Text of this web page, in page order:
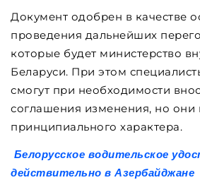
Документ одобрен в качестве
проведения дальнейших
которые будет министерство
Беларуси. При этом
смогут при необходимости
соглашения изменения, но они
принципиального характера.
Белорусское водительское
действительно в Азербайджане